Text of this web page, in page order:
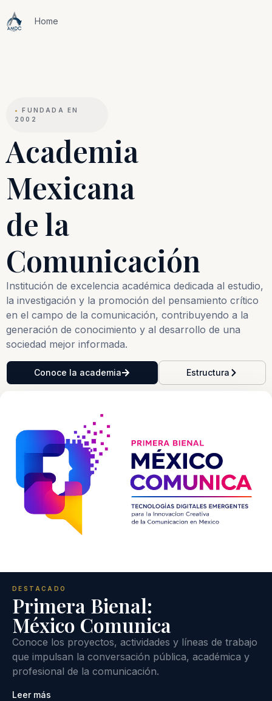
Home
•
FUNDADA EN
2002
Academia
Mexicana
de la
Comunicación
Institución de excelencia académica dedicada al estudio,
la investigación y la promoción del pensamiento crítico
en el campo de la comunicación, contribuyendo a la
generación de conocimiento y al desarrollo de una
sociedad mejor informada.
Conoce la academia Estructura
DESTACADO
Primera Bienal:
México Comunica
Conoce los proyectos, actividades y líneas de trabajo
que impulsan la conversación pública, académica y
profesional de la comunicación.
Leer más